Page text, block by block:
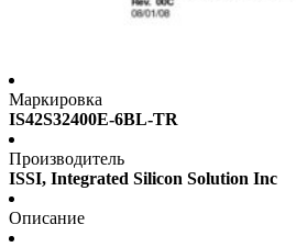
Маркировка
IS42S32400E-6BL-TR
Производитель
ISSI, Integrated Silicon Solution Inc
Описание